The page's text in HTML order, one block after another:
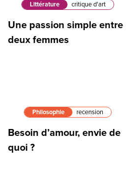
Littérature critique d'art
Une passion simple entre
deux femmes
Philosophie recension
Besoin d’amour, envie de
quoi ?